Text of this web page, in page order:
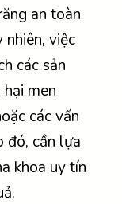
an toàn
việc
các sản
men
các vấn
đó, cần lựa
khoa uy tín